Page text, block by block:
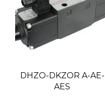
DHZO-DKZOR A-AE-
AES